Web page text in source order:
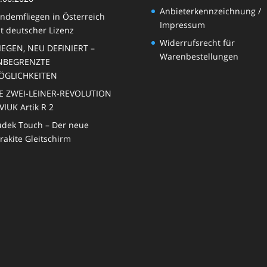
in Österreich
deutscher Lizenz
NEU DEFINIERT –
ZWEI-LEINER-REVOLUTION
Artik R 2
Touch – Der neue
Gleitschirm
Anbieterkennzeichnung /
Impressum
Widerrufsrecht für
Warenbestellungen